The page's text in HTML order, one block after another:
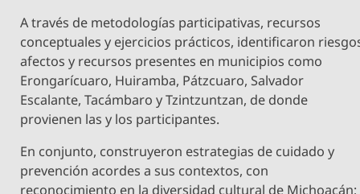
A través de metodologías participativas, recursos
conceptuales y ejercicios prácticos, identificaron
afectos y recursos presentes en municipios como
Erongarícuaro, Huiramba, Pátzcuaro, Salvador
Escalante, Tacámbaro y Tzintzuntzan, de donde
provienen las y los participantes.
En conjunto, construyeron estrategias de cuidado y
prevención acordes a sus contextos, con
reconocimiento en la diversidad cultural de Michoacán;